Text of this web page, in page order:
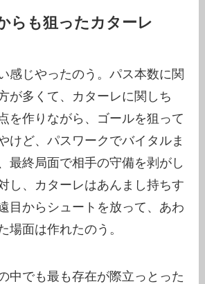
らも狙ったカターレ
感じやったのう。パス本数に関
が多くて、カターレに関しち
を作りながら、ゴールを狙って
けど、パスワークでバイタルま
最終局面で相手の守備を剥がし
し、カターレはあんまし持ちす
目からシュートを放って、あわ
面は作れたのう。
中でも最も存在が際立っとった